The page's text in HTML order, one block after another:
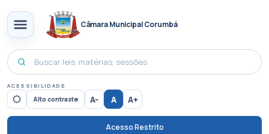
Câmara Municipal Corumbá
ACESSIBILIDADE
Alto contraste A- A A+
Acesso Restrito